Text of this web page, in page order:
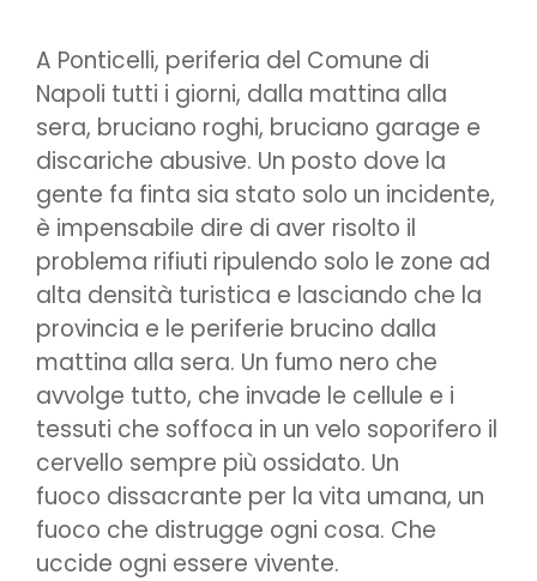
A Ponticelli, periferia del Comune di
Napoli tutti i giorni, dalla mattina alla
sera, bruciano roghi, bruciano garage e
discariche abusive. Un posto dove la
gente fa finta sia stato solo un incidente,
è impensabile dire di aver risolto il
problema rifiuti ripulendo solo le zone ad
alta densità turistica e lasciando che la
provincia e le periferie brucino dalla
mattina alla sera. Un fumo nero che
avvolge tutto, che invade le cellule e i
tessuti che soffoca in un velo soporifero il
cervello sempre più ossidato. Un
fuoco dissacrante per la vita umana, un
fuoco che distrugge ogni cosa. Che
uccide ogni essere vivente.